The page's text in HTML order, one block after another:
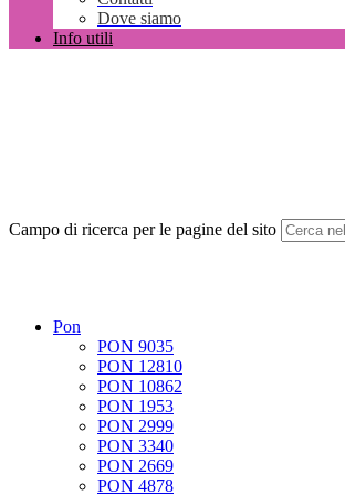
Dove siamo
Info utili
Campo di ricerca per le pagine del sito
Pon
PON 9035
PON 12810
PON 10862
PON 1953
PON 2999
PON 3340
PON 2669
PON 4878